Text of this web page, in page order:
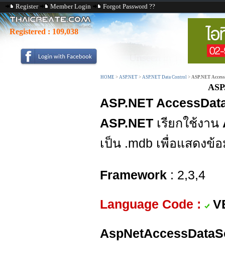
Register Member Login Forgot Password ??
Registered : 109,038
HOME > ASP.NET > ASP.NET Data Control > ASP.NET
ASP.NET
ASP.NET เรียกใช้งาน
เป็น .mdb เพื่อแสดงข้
Framework : 2,3,4
Language Code :